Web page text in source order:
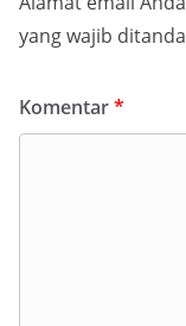
yang wajib
Komentar*